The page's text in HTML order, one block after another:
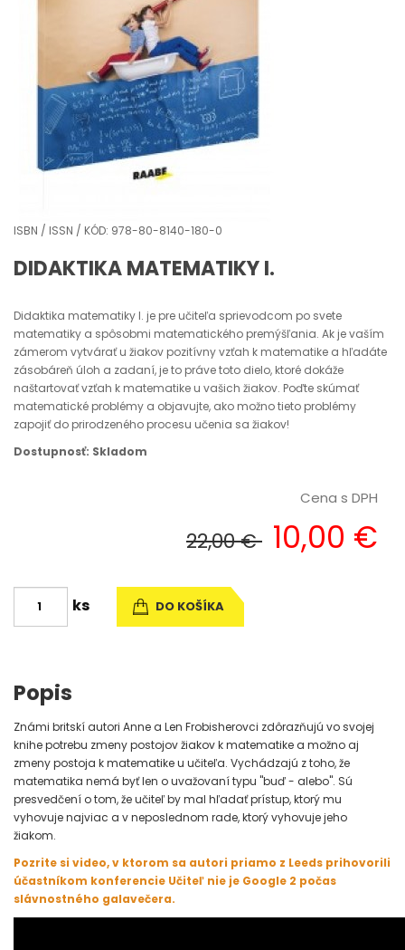
ISBN / ISSN / KÓD: 978-80-8140-180-0
DIDAKTIKA MATEMATIKY I.
Didaktika matematiky I. je pre učiteľa sprievodcom po svete
matematiky a spôsobmi matematického premýšľania. Ak je vaším
zámerom vytvárať u žiakov pozitívny vzťah k matematike a hľadáte
zásobáreň úloh a zadaní, je to práve toto dielo, ktoré dokáže
naštartovať vzťah k matematike u vašich žiakov. Poďte skúmať
matematické problémy a objavujte, ako možno tieto problémy
zapojiť do prirodzeného procesu učenia sa žiakov!
Dostupnosť: Skladom
Cena s DPH
22,00 € 10,00 €
ks DO KOŠÍKA
Popis
Známi britskí autori Anne a Len Frobisherovci zdôrazňujú vo svojej
knihe potrebu zmeny postojov žiakov k matematike a možno aj
zmeny postoja k matematike u učiteľa. Vychádzajú z toho, že
matematika nemá byť len o uvažovaní typu "buď - alebo". Sú
presvedčení o tom, že učiteľ by mal hľadať prístup, ktorý mu
vyhovuje najviac a v neposlednom rade, ktorý vyhovuje jeho
žiakom.
Pozrite si video, v ktorom sa autori priamo z Leeds prihovorili
účastníkom konferencie Učiteľ nie je Google 2 počas
slávnostného galavečera.